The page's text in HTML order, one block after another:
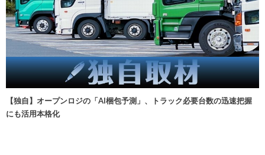
【独自】オープンロジの「AI梱包予測」、トラック必要台数の迅速把握
にも活用本格化